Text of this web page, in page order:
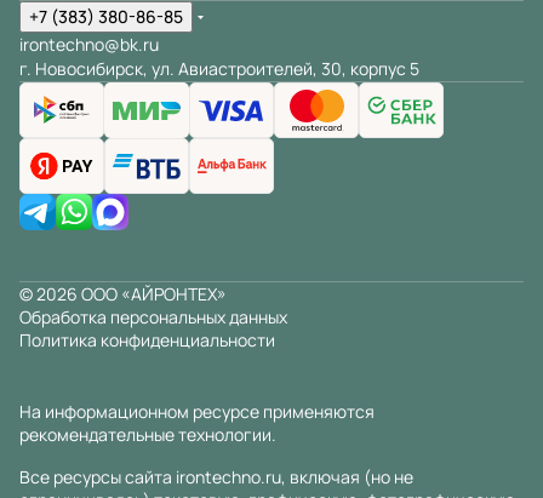
+7 (383) 380-86-85
irontechno@bk.ru
г. Новосибирск, ул. Авиастроителей, 30, корпус 5
© 2026 ООО «АЙРОНТЕХ»
Обработка персональных данных
Политика конфиденциальности
На информационном ресурсе применяются
рекомендательные технологии.
Все ресурсы сайта irontechno.ru, включая (но не